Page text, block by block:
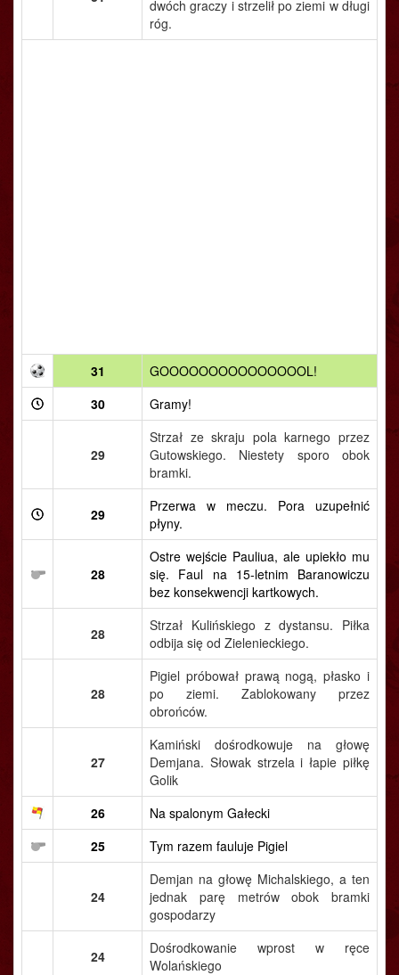
dwóch graczy i strzelił po ziemi w długi
róg.
31
GOOOOOOOOOOOOOOOL!
30
Gramy!
29
Strzał ze skraju pola karnego przez
Gutowskiego. Niestety sporo obok
bramki.
29
Przerwa w meczu. Pora uzupełnić
płyny.
28
Ostre wejście Pauliua, ale upiekło mu
się. Faul na 15-letnim Baranowiczu
bez konsekwencji kartkowych.
28
Strzał Kulińskiego z dystansu. Piłka
odbija się od Zielenieckiego.
28
Pigiel próbował prawą nogą, płasko i
po ziemi. Zablokowany przez
obrońców.
27
Kamiński dośrodkowuje na głowę
Demjana. Słowak strzela i łapie piłkę
Golik
26
Na spalonym Gałecki
25
Tym razem fauluje Pigiel
24
Demjan na głowę Michalskiego, a ten
jednak parę metrów obok bramki
gospodarzy
24
Dośrodkowanie wprost w ręce
Wolańskiego